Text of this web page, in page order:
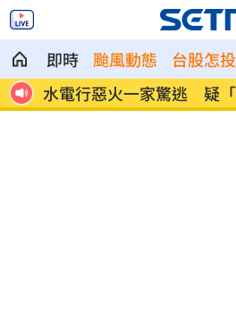
即時 颱風動態 台股怎
日男大生遭虐殺火燒下體
期